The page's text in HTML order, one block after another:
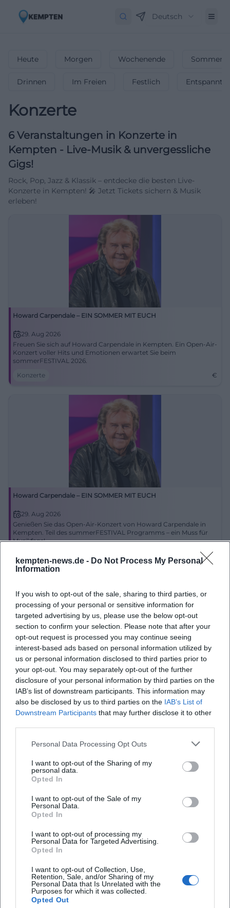
kempten-news.de - Do Not Process My Personal
Information
If you wish to opt-out of the sale, sharing to third parties, or
processing of your personal or sensitive information for
targeted advertising by us, please use the below opt-out
section to confirm your selection. Please note that after your
opt-out request is processed you may continue seeing
interest-based ads based on personal information utilized by
us or personal information disclosed to third parties prior to
your opt-out. You may separately opt-out of the further
disclosure of your personal information by third parties on the
IAB’s list of downstream participants. This information may
also be disclosed by us to third parties on the IAB’s List of
Downstream Participants that may further disclose it to other
Personal Data Processing Opt Outs
I want to opt-out of the Sharing of my
personal data.
Opted In
I want to opt-out of the Sale of my
Personal Data.
Opted In
I want to opt-out of processing my
Personal Data for Targeted Advertising.
Opted In
I want to opt-out of Collection, Use,
Retention, Sale, and/or Sharing of my
Personal Data that Is Unrelated with the
Purposes for which it was collected.
Opted Out
Deutsch
Heute Morgen Wochenende
Drinnen Im Freien Festlich Entspannt
Konzerte
6 Veranstaltungen in Konzerte in
Kempten - Live-Musik & unvergessliche
Gigs!
Rock, Pop, Jazz & Klassik – entdecke die besten Live-
Konzerte in Kempten! 🎤 Jetzt Tickets sichern & Musik
erleben!
Howard Carpendale – EIN SOMMER MIT EUCH
29. Aug 2026
Freuen Sie sich auf Howard Carpendale in Kempten. Ein Open-Air-
Konzert voller Hits und Emotionen erwartet Sie beim
sommerFESTIVAL 2026.
Konzerte
€
Howard Carpendale – EIN SOMMER MIT EUCH
29. Aug 2026
Genießen Sie das Open-Air-Konzert von Howard Carpendale in
Kempten. Teil des summerFESTIVAL Programms – ein Muss für
Musikfans!
€
THE LAZYS - TOO TOUGH TO DIE TOUR
19. Sep 2026
Die australische Rockband The Lazys kommt nach Kempten.
Seien Sie dabei am 19. September 2026 in der bigBOX ALLGÄU und
The Lazys - Too Tough To Die Tour 2026
19. Sep 2026
Besuchen Sie das energetische Live-Konzert von The Lazys in
Kempten und erleben Sie Rockmusik vom Feinsten!